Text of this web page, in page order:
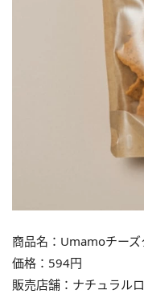
商品名：Umamoチーズ
価格：594円
販売店舗：ナチュラル